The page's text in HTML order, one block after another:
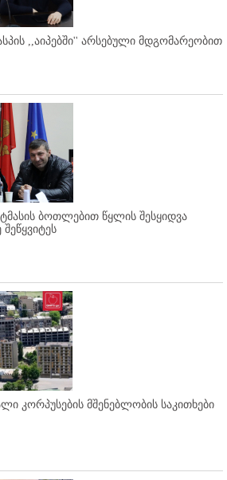
,,აიპებში'' არსებული მდგომარეობით
ბოთლებით წყლის შესყიდვა
კორპუსების მშენებლობის საკითხები